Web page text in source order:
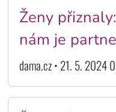
Ženy
nám je
dama.cz • 21. 5. 2024